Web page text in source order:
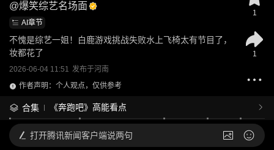
@爆笑综艺名场面
AI章节
不愧是综艺一姐！白鹿游戏挑战失败水上飞椅太有节目了，
妆都花了
2026-06-04 11:51 发布于河南
作者声明：个人观点，仅供参考
合集 《奔跑吧》高能看点
1
1
打开腾讯新闻客户端说两句